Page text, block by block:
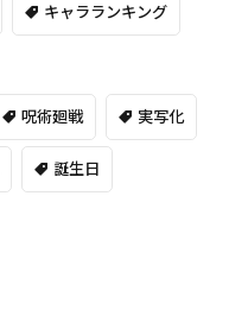
キャラランキング
呪術廻戦 実写化
誕生日